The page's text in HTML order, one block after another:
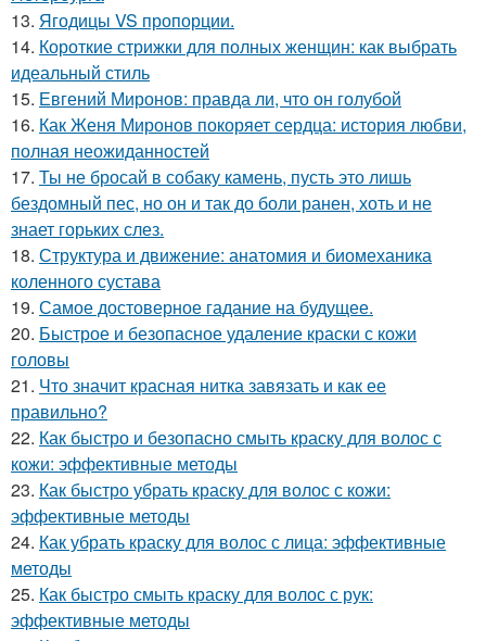
13. Ягодицы VS пропорции.
14. Короткие стрижки для полных женщин: как выбрать
идеальный стиль
15. Евгений Миронов: правда ли, что он голубой
16. Как Женя Миронов покоряет сердца: история любви,
полная неожиданностей
17. Ты не бросай в собаку камень, пусть это лишь
бездомный пес, но он и так до боли ранен, хоть и не
знает горьких слез.
18. Структура и движение: анатомия и биомеханика
коленного сустава
19. Самое достоверное гадание на будущее.
20. Быстрое и безопасное удаление краски с кожи
головы
21. Что значит красная нитка завязать и как ее
правильно?
22. Как быстро и безопасно смыть краску для волос с
кожи: эффективные методы
23. Как быстро убрать краску для волос с кожи:
эффективные методы
24. Как убрать краску для волос с лица: эффективные
методы
25. Как быстро смыть краску для волос с рук:
эффективные методы